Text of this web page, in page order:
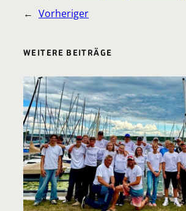
← Vorheriger
WEITERE BEITRÄGE